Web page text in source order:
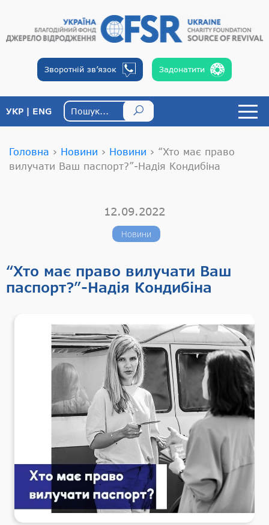
Зворотній зв’язок Задонатити
УКР ENG
Головна › Новини › Новини › “Хто має право
вилучати Ваш паспорт?”-Надія Кондибіна
12.09.2022
Новини
“Хто має право вилучати Ваш
паспорт?”-Надія Кондибіна